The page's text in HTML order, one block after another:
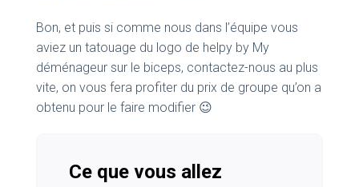
Bon, et puis si comme nous dans l’équipe vous
aviez un tatouage du logo de helpy by My
déménageur sur le biceps, contactez-nous au plus
vite, on vous fera profiter du prix de groupe qu’on a
obtenu pour le faire modifier 😉
Ce que vous allez